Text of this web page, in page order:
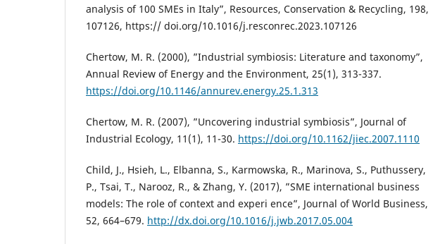
analysis of 100 SMEs in Italy”, Resources, Conservation & Recycling, 198,
107126, https:// doi.org/10.1016/j.resconrec.2023.107126
Chertow, M. R. (2000), ”Industrial symbiosis: Literature and taxonomy”,
Annual Review of Energy and the Environment, 25(1), 313-337.
https://doi.org/10.1146/annurev.energy.25.1.313
Chertow, M. R. (2007), ”Uncovering industrial symbiosis”, Journal of
Industrial Ecology, 11(1), 11-30. https://doi.org/10.1162/jiec.2007.1110
Child, J., Hsieh, L., Elbanna, S., Karmowska, R., Marinova, S., Puthussery,
P., Tsai, T., Narooz, R., & Zhang, Y. (2017), ”SME international business
models: The role of context and experi ence”, Journal of World Business,
52, 664–679. http://dx.doi.org/10.1016/j.jwb.2017.05.004